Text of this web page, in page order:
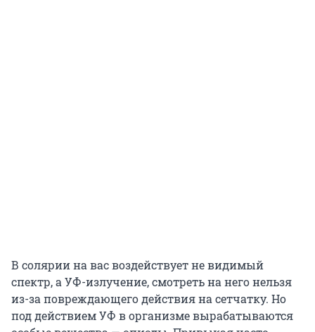
В солярии на вас воздействует не видимый
спектр, а УФ-излучение, смотреть на него нельзя
из-за повреждающего действия на сетчатку. Но
под действием УФ в организме вырабатываются